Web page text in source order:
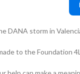
DANA storm in
to the Foundation